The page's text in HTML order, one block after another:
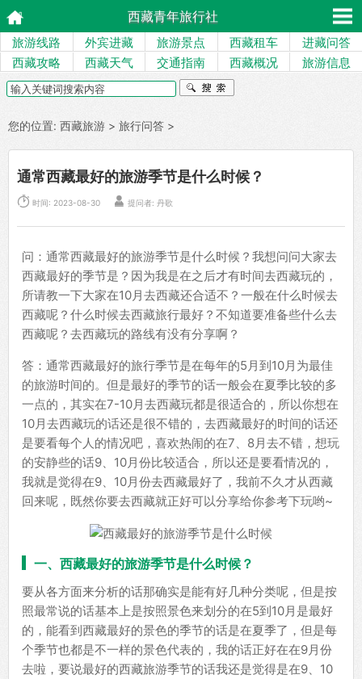
西藏青年旅行社
旅游线路 外宾进藏 旅游景点 西藏租车
进藏问答
西藏攻略
西藏天气 交通指南 西藏概况 旅游信息
您的位置: 西藏旅游 > 旅行问答 >
通常西藏最好的旅游季节是什么时候？
 时间: 2023-08-30  提问者: 丹歌
问：通常西藏最好的旅游季节是什么时候？我想问问大家去
西藏最好的季节是？因为我是在之后才有时间去西藏玩的，
所请教一下大家在10月去西藏还合适不？一般在什么时候去
西藏呢？什么时候去西藏旅行最好？不知道要准备些什么去
西藏呢？去西藏玩的路线有没有分享啊？
答：通常西藏最好的旅行季节是在每年的5月到10月为最佳
的旅游时间的。但是最好的季节的话一般会在夏季比较的多
一点的，其实在7-10月去西藏玩都是很适合的，所以你想在
10月去西藏玩的话还是很不错的，去西藏最好的时间的话还
是要看每个人的情况吧，喜欢热闹的在7、8月去不错，想玩
的安静些的话9、10月份比较适合，所以还是要看情况的，
我就是觉得在9、10月份去西藏最好了，我前不久才从西藏
回来呢，既然你要去西藏就正好可以分享给你参考下玩哟~
一、西藏最好的旅游季节是什么时候？
要从各方面来分析的话那确实是能有好几种分类呢，但是按
照最常说的话基本上是按照景色来划分的在5到10月是最好
的，能看到西藏最好的景色的季节的话是在夏季了，但是每
个季节也都是不一样的景色代表的，我的话正好在在9月份
去啦，要说最好的西藏旅游季节的话我还是觉得是在9、10